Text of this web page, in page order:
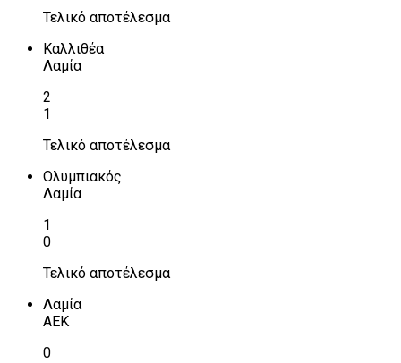
Τελικό αποτέλεσμα
Καλλιθέα
Λαμία
2
1
Τελικό αποτέλεσμα
Ολυμπιακός
Λαμία
1
0
Τελικό αποτέλεσμα
Λαμία
ΑΕΚ
0